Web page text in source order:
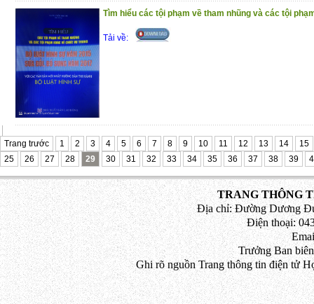
Tìm hiểu các tội phạm về tham nhũng và các tội
Tải về:
Trang trước 1 2 3 4 5 6 7 8 9 10 11 12 13 14
15
25
26 27 28 29 30 31 32 33 34 35 36 37 38 39
TRANG THÔNG
Địa chỉ: Đường Dương
Điện thoại:
Trưởng Ban
Ghi rõ nguồn Trang thông tin điện tử